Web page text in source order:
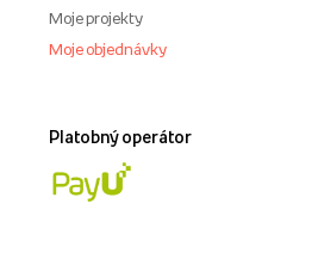
Moje projekty
Moje objednávky
Platobný operátor